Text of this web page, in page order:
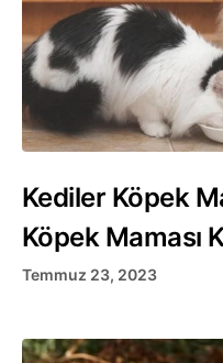
Kediler Köpek
Köpek Maması
Temmuz 23, 2023